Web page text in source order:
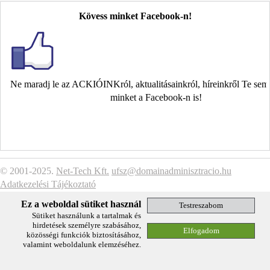
Kövess minket Facebook-n!
Ne maradj le az ACKIÓINKról, aktualitásainkról, híreinkről Te
minket a Facebook-n is!
© 2001-2025. Net-Tech Kft. ufsz@domainadminisztracio.hu
Adatkezelési Tájékoztató
Ez a weboldal sütiket használ
Sütiket használunk a tartalmak és
hirdetések személyre szabásához,
közösségi funkciók biztosításához,
valamint weboldalunk elemzéséhez.